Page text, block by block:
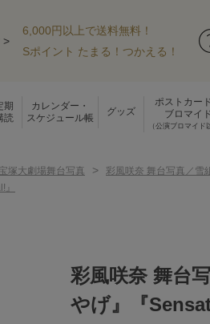
>
6,000円以上で送料無料！
Sポイント たまる！つかえる！
期
読
カレンダー・
スケジュール帳
グッズ
ポストカー
ブロマイ
（公演ブロマイド
宝塚大劇場舞台写真 >
彩風咲奈 舞台写真／雪
彩風咲奈 舞台
やげ』『